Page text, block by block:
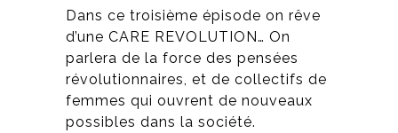
Dans ce troisième épisode on rêve
d’une CARE REVOLUTION… On
parlera de la force des pensées
révolutionnaires, et de collectifs de
femmes qui ouvrent de nouveaux
possibles dans la société.